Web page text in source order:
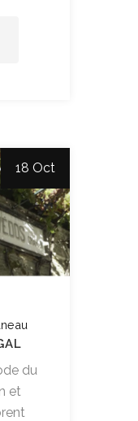
18 Oct
du
et